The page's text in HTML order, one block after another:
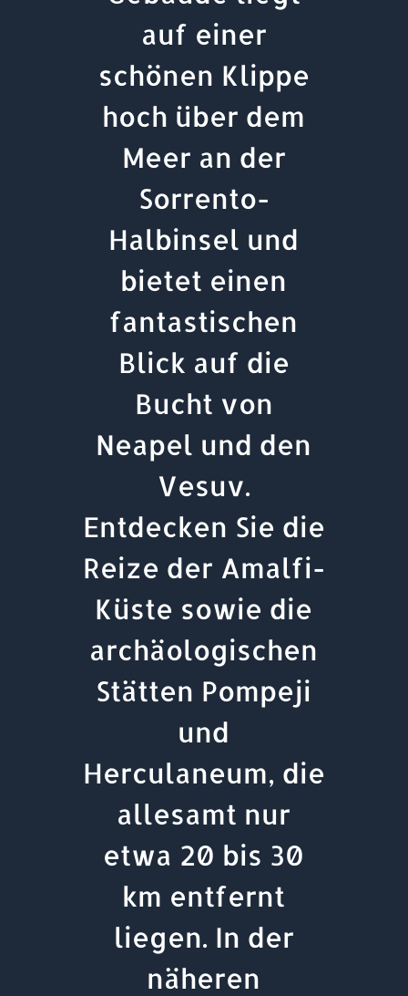
auf einer
schönen Klippe
hoch über dem
Meer an der
Sorrento-
Halbinsel und
bietet einen
fantastischen
Blick auf die
Bucht von
Neapel und den
Vesuv.
Entdecken Sie die
Reize der Amalfi-
Küste sowie die
archäologischen
Stätten Pompeji
und
Herculaneum, die
allesamt nur
etwa 20 bis 30
km entfernt
liegen. In der
näheren